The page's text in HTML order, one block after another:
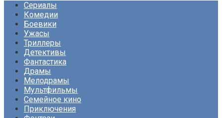
Сериалы
Комедии
Боевики
Ужасы
Триллеры
Детективы
Фантастика
Драмы
Мелодрамы
Мультфильмы
Семейное кино
Приключения